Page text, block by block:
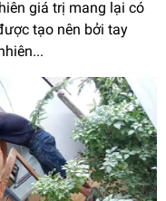
giá trị mang lại có
tạo nên bởi tay